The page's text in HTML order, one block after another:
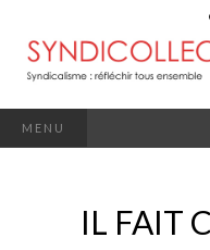
MENU
IL FAIT